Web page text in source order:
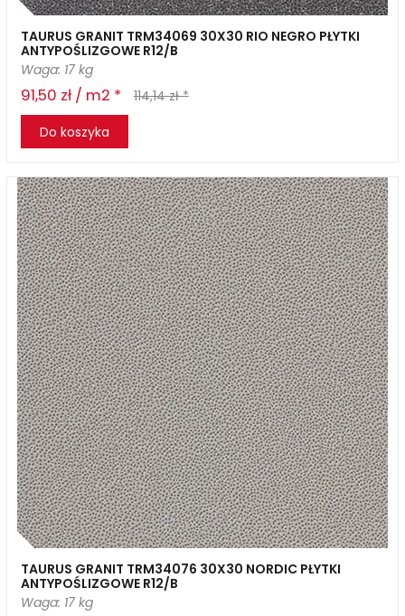
TAURUS GRANIT TRM34069 30X30 RIO NEGRO PŁYTKI
ANTYPOŚLIZGOWE R12/B
Waga: 17 kg
91,50 zł / m2 *
114,14 zł *
Do koszyka
TAURUS GRANIT TRM34076 30X30 NORDIC PŁYTKI
ANTYPOŚLIZGOWE R12/B
Waga: 17 kg